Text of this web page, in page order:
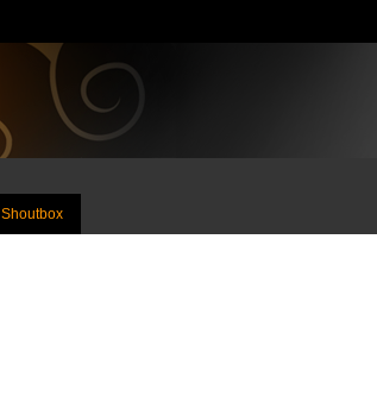
Shoutbox